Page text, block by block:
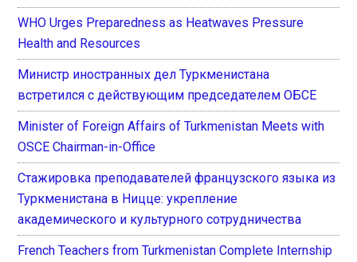
WHO Urges Preparedness as Heatwaves Pressure
Health and Resources
Министр иностранных дел Туркменистана
встретился с действующим председателем ОБСЕ
Minister of Foreign Affairs of Turkmenistan Meets with
OSCE Chairman-in-Office
Стажировка преподавателей французского языка из
Туркменистана в Ницце: укрепление
академического и культурного сотрудничества
French Teachers from Turkmenistan Complete Internship